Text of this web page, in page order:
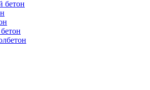
бетон